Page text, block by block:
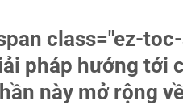
class="ez-
pháp hướng tới
này mở rộng